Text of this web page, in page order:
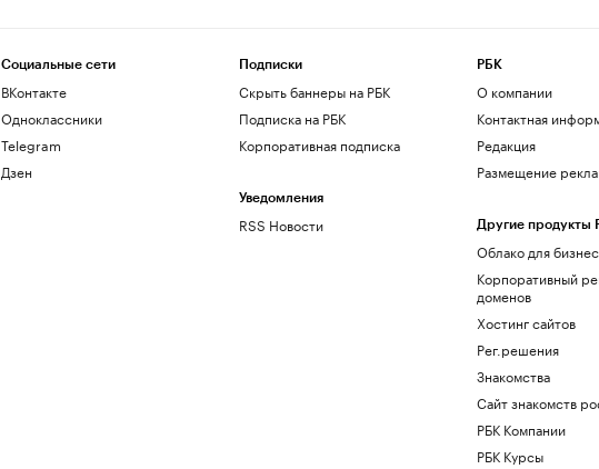
Социальные сети
ВКонтакте
Одноклассники
Telegram
Дзен
Подписки
Скрыть баннеры на РБК
Подписка на РБК
Корпоративная подписка
Уведомления
RSS Новости
РБК
О компании
Контактная
Редакция
Размещение
Другие продукты
Облако для
Корпоративный
доменов
Хостинг сайтов
Рег.решения
Знакомства
Сайт знакомств
РБК Компании
РБК Курсы